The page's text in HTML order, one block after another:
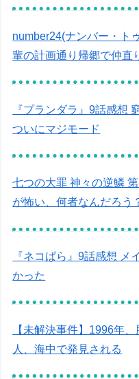
number24(ナンバー・ト
輩の計画通り帰郷で仲直
『プランダラ』9話感想
ついにマジモード
七つの大罪 神々の逆鱗
が怖い、何者なんだろう
『ネコぱら』9話感想 メ
かった
【未解決事件】1996年
人、海中で発見される